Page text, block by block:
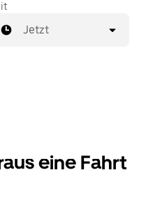
Jetzt
eine Fahrt